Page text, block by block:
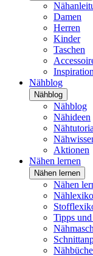
Damen
Herren
Kinder
Taschen
Nähblog
Nähblog
Nähblog
Nähideen
Aktionen
Nähen lernen
Nähen lernen
Nähen
Tipps